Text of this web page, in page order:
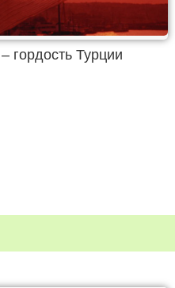
гордость Турции